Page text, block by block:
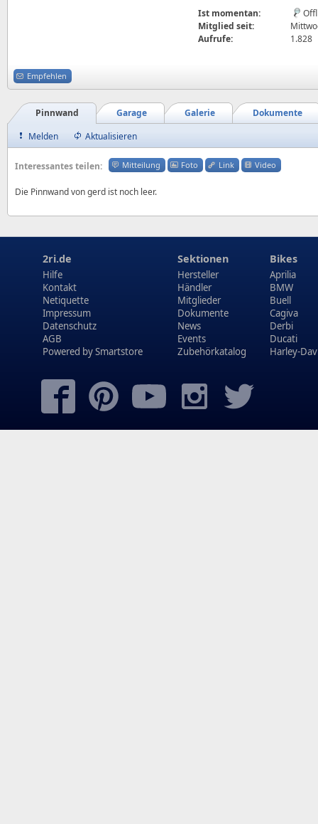
Ist momentan:
Mitglied seit:
Aufrufe:
1.828
Empfehlen
Dokumente
Galerie
Garage
Pinnwand
Melden
Aktualisieren
Interessantes teilen: Mitteilung Foto Link Video
Die Pinnwand von gerd ist noch leer.
2ri.de
Hilfe
Kontakt
Netiquette
Impressum
Datenschutz
AGB
Powered bySmartstore
Sektionen
Hersteller
Händler
Mitglieder
Dokumente
News
Events
Zubehörkatalog
Bikes
Aprilia
BMW
Buell
Cagiva
Derbi
Ducati
Harley-